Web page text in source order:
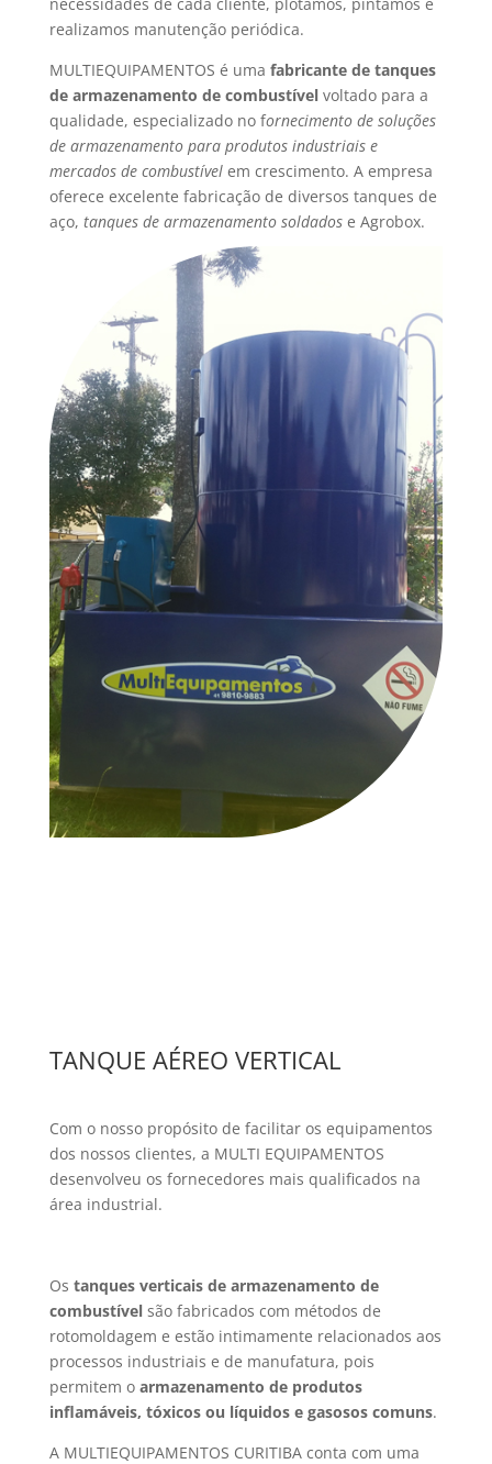
realizamos manutenção periódica.
MULTIEQUIPAMENTOS é uma fabricante de tanques
de armazenamento de combustível voltado para a
qualidade, especializado no fornecimento de soluções
de armazenamento para produtos industriais e
mercados de combustívelem crescimento. A empresa
oferece excelente fabricação de diversos tanques de
aço, tanques de armazenamento soldadose Agrobox.
TANQUE AÉREO VERTICAL
Com o nosso propósito de facilitar os equipamentos
dos nossos clientes, a MULTI EQUIPAMENTOS
desenvolveu os fornecedores mais qualificados na
área industrial.
Os tanques verticais de armazenamento de
combustívelsão fabricados com métodos de
rotomoldagem e estão intimamente relacionados aos
processos industriais e de manufatura, pois
permitem o armazenamento de produtos
inflamáveis, tóxicos ou líquidos e gasosos comuns.
A MULTIEQUIPAMENTOS CURITIBA conta com uma